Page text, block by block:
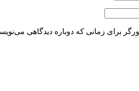
برای زمانی که دوباره دیدگاهی